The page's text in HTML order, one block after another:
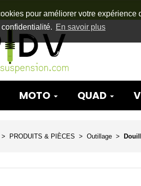
pour améliorer votre
En savoir plus
MOTO QUAD
PRODUITS & PIÈCES Outillage